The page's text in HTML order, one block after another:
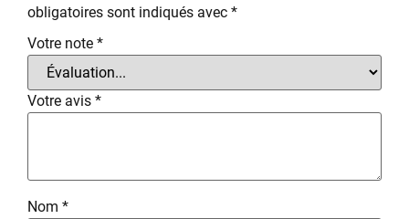
obligatoires sont indiqués avec *
Votre note *
Votre avis *
Nom *